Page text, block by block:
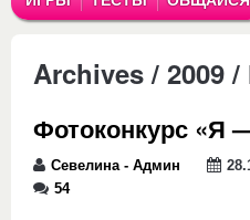
Archives / 2009
Фотоконкурс «Я
Севелина - Админ
54